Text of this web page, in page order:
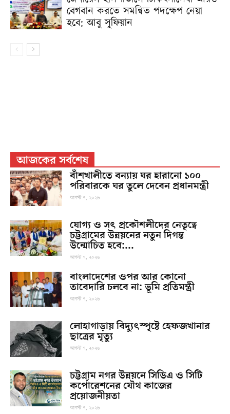
বেগবান করতে সমন্বিত পদক্ষেপ নেয়া
হবে: আবু সুফিয়ান
আজকের সর্বশেষ
বাঁশখালীতে বন্যায় ঘর হারানো ১০০
পরিবারকে ঘর তুলে দেবেন প্রধানমন্ত্রী
আগস্ট ৭, ২০২৬
যোগ্য ও সৎ প্রকৌশলীদের নেতৃত্বে
চট্টগ্রামের উন্নয়নের নতুন দিগন্ত
উন্মোচিত হবে:...
আগস্ট ৭, ২০২৬
বাংলাদেশের ওপর আর কোনো
তাবেদারি চলবে না: ভূমি প্রতিমন্ত্রী
আগস্ট ৭, ২০২৬
লোহাগাড়ায় বিদ্যুৎস্পৃষ্টে হেফজখানার
ছাত্রের মৃত্যু
আগস্ট ৭, ২০২৬
চট্টগ্রাম নগর উন্নয়নে সিডিএ ও সিটি
কর্পোরেশনের যৌথ কাজের
প্রয়োজনীয়তা
আগস্ট ৭, ২০২৬